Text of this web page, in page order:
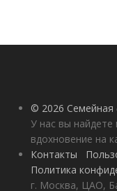
© 2026
У нас вы
вдохновение на
Контакты
Политика
г. Москва, ЦАО,